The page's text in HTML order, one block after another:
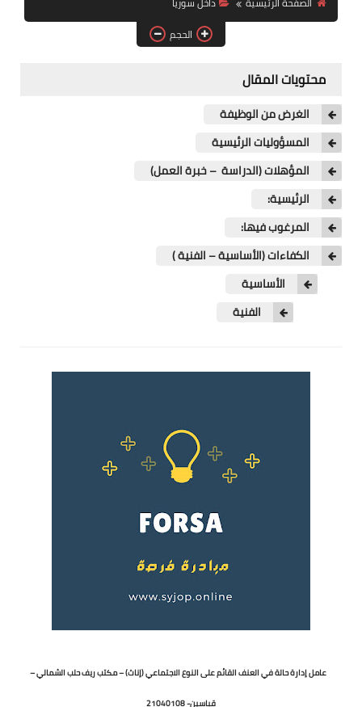
فرص عمل في العراق
فرص عمل في اليمن
الحجم
محتويات المقال
الغرض من الوظيفة
المسؤوليات الرئيسية
المؤهلات (الدراسة – خبرة العمل)
الرئيسية:
المرغوب فيها:
الكفاءات (الأساسية – الفنية )
الأساسية
الفنية
عامل إدارة حالة في العنف القائم على النوع الاجتماعي (إناث) – مكتب ريف حلب الشمالي –
قباسين- 21040108